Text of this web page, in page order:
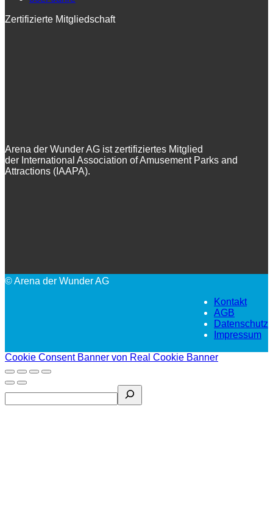
Zertifizierte Mitgliedschaft
Arena der Wunder AG ist zertifiziertes Mitglied
der International Association of Amusement Parks and
Attractions (IAAPA).
© Arena der Wunder AG
Kontakt
AGB
Datenschutz
Impressum
Cookie Consent Banner von Real Cookie Banner